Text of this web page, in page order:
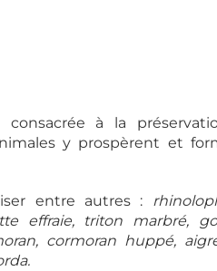
à la
y prospèrent et
entre autres :
effraie, triton marbré,
cormoran huppé,